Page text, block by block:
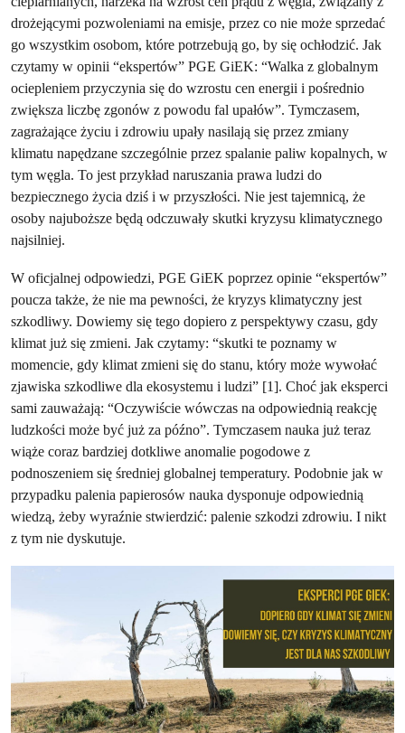
drożejącymi pozwoleniami na emisje, przez co nie może sprzedać
go wszystkim osobom, które potrzebują go, by się ochłodzić. Jak
czytamy w opinii “ekspertów” PGE GiEK: “Walka z globalnym
ociepleniem przyczynia się do wzrostu cen energii i pośrednio
zwiększa liczbę zgonów z powodu fal upałów”. Tymczasem,
zagrażające życiu i zdrowiu upały nasilają się przez zmiany
klimatu napędzane szczególnie przez spalanie paliw kopalnych, w
tym węgla. To jest przykład naruszania prawa ludzi do
bezpiecznego życia dziś i w przyszłości. Nie jest tajemnicą, że
osoby najuboższe będą odczuwały skutki kryzysu klimatycznego
najsilniej.
W oficjalnej odpowiedzi, PGE GiEK poprzez opinie “ekspertów”
poucza także, że nie ma pewności, że kryzys klimatyczny jest
szkodliwy. Dowiemy się tego dopiero z perspektywy czasu, gdy
klimat już się zmieni. Jak czytamy: “skutki te poznamy w
momencie, gdy klimat zmieni się do stanu, który może wywołać
zjawiska szkodliwe dla ekosystemu i ludzi” [1]. Choć jak eksperci
sami zauważają: “Oczywiście wówczas na odpowiednią reakcję
ludzkości może być już za późno”. Tymczasem nauka już teraz
wiąże coraz bardziej dotkliwe anomalie pogodowe z
podnoszeniem się średniej globalnej temperatury. Podobnie jak w
przypadku palenia papierosów nauka dysponuje odpowiednią
wiedzą, żeby wyraźnie stwierdzić: palenie szkodzi zdrowiu. I nikt
z tym nie dyskutuje.